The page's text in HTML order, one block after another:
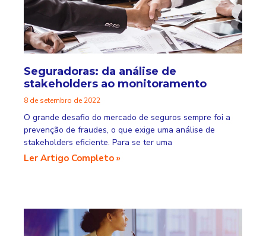
Seguradoras: da análise de
stakeholders ao monitoramento
8 de setembro de 2022
O grande desafio do mercado de seguros sempre foi a
prevenção de fraudes, o que exige uma análise de
stakeholders eficiente. Para se ter uma
Ler Artigo Completo »